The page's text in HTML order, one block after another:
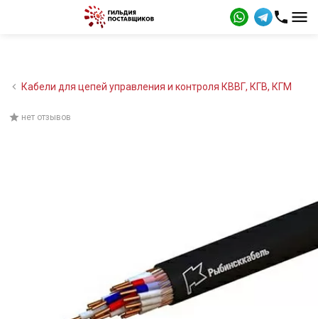
Кабели для цепей управления и контроля КВВГ, КГВ, КГМ
нет отзывов